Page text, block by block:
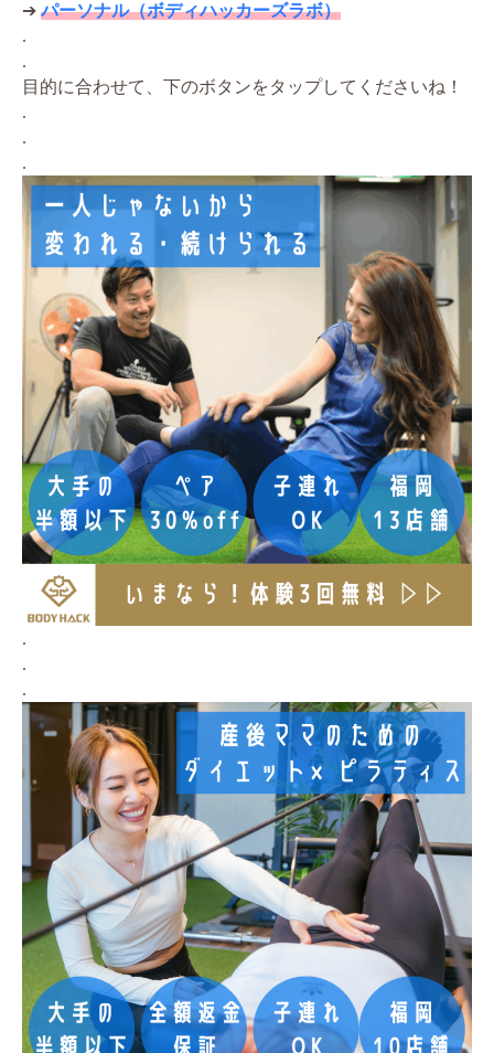
➔パーソナル（ボディハッカーズラボ）
.
.
目的に合わせて、下のボタンをタップしてくださいね！
.
.
.
.
.
.